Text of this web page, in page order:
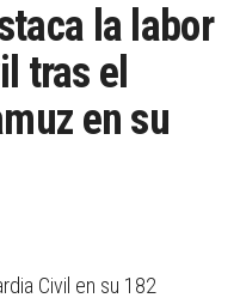
la labor
tras el
en su
Civil en su 182